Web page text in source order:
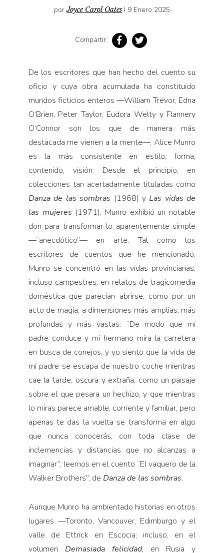
Turismo accidental
porJoyce Carol Oates I 9 Enero 2025
Compartir:
De los escritores que han hecho del cuento su
oficio y cuya obra acumulada ha constituido
mundos ficticios enteros —William Trevor, Edna
O’Brien, Peter Taylor, Eudora Welty y Flannery
O’Connor son los que de manera más
destacada me vienen a la mente—, Alice Munro
es la más consistente en estilo, forma,
contenido, visión. Desde el principio, en
colecciones tan acertadamente tituladas como
Danza de las sombras (1968) y Las vidas de
las mujeres (1971), Munro exhibió un notable
don para transformar lo aparentemente simple
—“anecdótico”— en arte. Tal como los
escritores de cuentos que he mencionado,
Munro se concentró en las vidas provincianas,
incluso campestres, en relatos de tragicomedia
doméstica que parecían abrirse, como por un
acto de magia, a dimensiones más amplias, más
profundas y más vastas: “De modo que mi
padre conduce y mi hermano mira la carretera
en busca de conejos, y yo siento que la vida de
mi padre se escapa de nuestro coche mientras
cae la tarde, oscura y extraña, como un paisaje
sobre el que pesara un hechizo, y que mientras
lo miras parece amable, corriente y familiar, pero
apenas te das la vuelta se transforma en algo
que nunca conocerás, con toda clase de
inclemencias y distancias que no alcanzas a
imaginar”, leemos en el cuento “El vaquero de la
Walker Brothers”, de Danza de las sombras.
Aunque Munro ha ambientado historias en otros
lugares —Toronto, Vancouver, Edimburgo y el
valle de Ettrick en Escocia; incluso, en el
volumen Demasiada felicidad, en Rusia y